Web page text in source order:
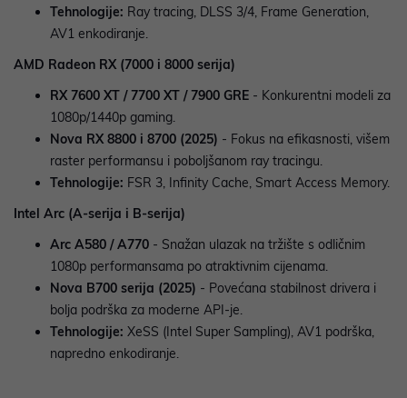
Tehnologije: Ray tracing, DLSS 3/4, Frame Generation,
AV1 enkodiranje.
AMD Radeon RX (7000 i 8000 serija)
RX 7600 XT / 7700 XT / 7900 GRE - Konkurentni modeli za
1080p/1440p gaming.
Nova RX 8800 i 8700 (2025) - Fokus na efikasnosti, višem
raster performansu i poboljšanom ray tracingu.
Tehnologije: FSR 3, Infinity Cache, Smart Access Memory.
Intel Arc (A-serija i B-serija)
Arc A580 / A770 - Snažan ulazak na tržište s odličnim
1080p performansama po atraktivnim cijenama.
Nova B700 serija (2025) - Povećana stabilnost drivera i
bolja podrška za moderne API-je.
Tehnologije: XeSS (Intel Super Sampling), AV1 podrška,
napredno enkodiranje.